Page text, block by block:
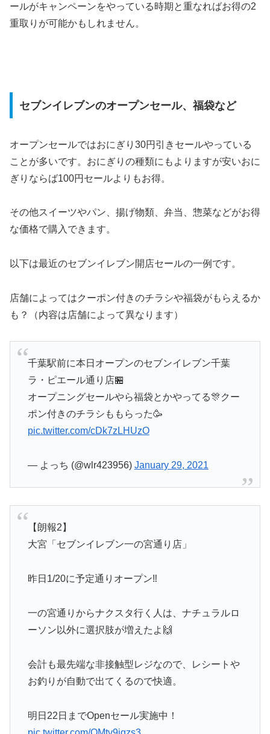
ールがキャンペーンをやっている時期と重なればお得の2
重取りが可能かもしれません。
セブンイレブンのオープンセール、福袋など
オープンセールではおにぎり30円引きセールやっている
ことが多いです。おにぎりの種類にもよりますが安いおに
ぎりならば100円セールよりもお得。
その他スイーツやパン、揚げ物類、弁当、惣菜などがお得
な価格で購入できます。
以下は最近のセブンイレブン開店セールの一例です。
店舗によってはクーポン付きのチラシや福袋がもらえるか
も？（内容は店舗によって異なります）
千葉駅前に本日オープンのセブンイレブン千葉
ラ・ピエール通り店🏪
オープニングセールやら福袋とかやってる🎊クー
ポン付きのチラシももらった🥳
pic.twitter.com/cDk7zLHUzO
— よっち (@wlr423956) January 29, 2021
【朗報2】
大宮「セブンイレブン一の宮通り店」
昨日1/20に予定通りオープン‼️
一の宮通りからナクスタ行く人は、ナチュラルロ
ーソン以外に選択肢が増えたよ🙌
会計も最先端な非接触型レジなので、レシートや
お釣りが自動で出てくるので快適。
明日22日までOpenセール実施中！